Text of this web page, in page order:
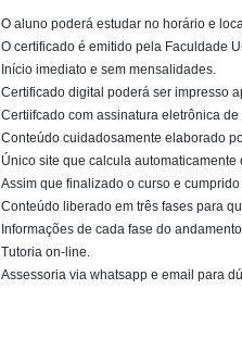
O aluno poderá estudar no horário e
O certificado é emitido pela Faculdade
Início imediato e sem mensalidades.
Certificado digital poderá ser impresso
Certiifcado com assinatura eletrônica
Conteúdo cuidadosamente elaborado
Único site que calcula
Assim que finalizado o curso e
Conteúdo liberado em três fases para
Informações de cada fase do
Tutoria on-line.
Assessoria via whatsapp e email para